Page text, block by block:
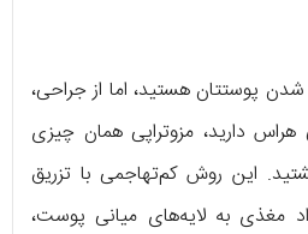
شدن پوستتان هستید، اما از جراحی،
دارید، مزوتراپی همان چیزی
این روش کم‌تهاجمی با تزریق
مغذی به لایه‌های میانی پوست،